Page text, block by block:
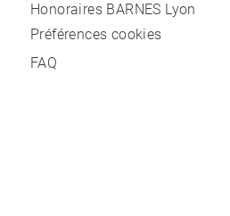
Honoraires BARNES Lyon
Préférences cookies
FAQ